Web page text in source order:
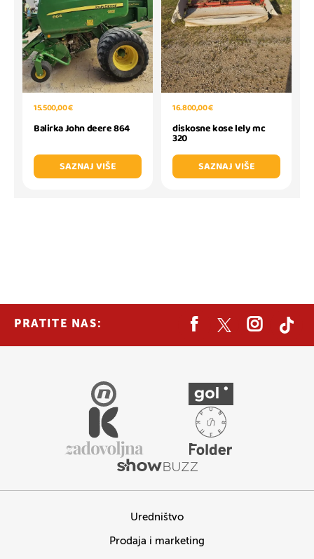
15.500,00 €
Balirka John deere 864
SAZNAJ VIŠE
16.800,00 €
diskosne kose lely mc
320
SAZNAJ VIŠE
PRATITE NAS:
Uredništvo
Prodaja i marketing